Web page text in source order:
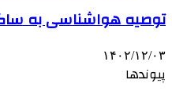
توصیه هواشناسی به
۱۴۰۲/۱۲/۰۳
پیوندها